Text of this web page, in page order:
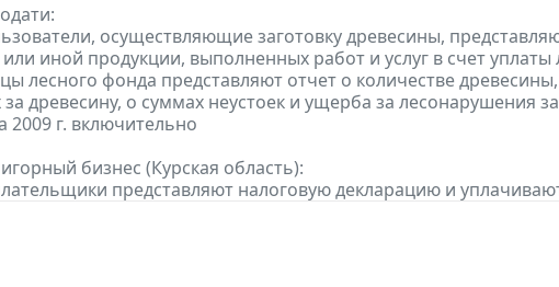
осуществляющие заготовку древесины,
или иной продукции, выполненных работ и услуг в счет уплаты
лесного фонда представляют отчет о количестве
за древесину, о суммах неустоек и ущерба за лесонарушения
2009 г. включительно
бизнес (Курская область):
представляют налоговую декларацию и